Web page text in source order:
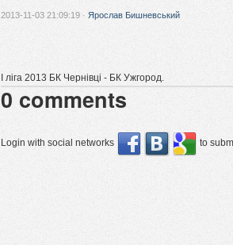
2013-11-03 21:09:19 · Ярослав Бишневський
І ліга 2013 БК Чернівці - БК Ужгород.
0 comments
Login with social networks to